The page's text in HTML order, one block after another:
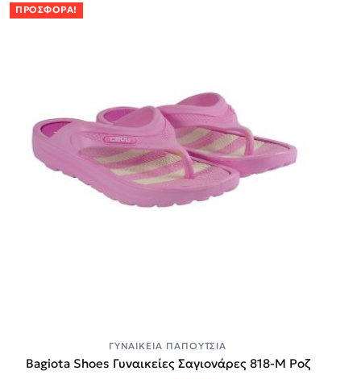
ΠΡΟΣΦΟΡΆ!
ΓΥΝΑΙΚΕΊΑ ΠΑΠΟΎΤΣΙΑ
Bagiota Shoes Γυναικείες Σαγιονάρες 818-Μ Ροζ